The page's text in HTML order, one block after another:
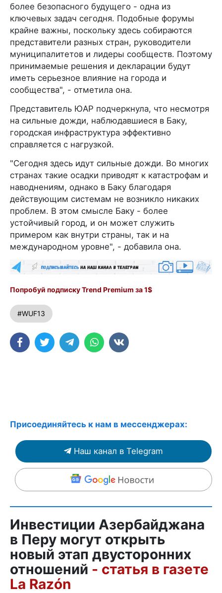
более безопасного будущего - одна из
ключевых задач сегодня. Подобные форумы
крайне важны, поскольку здесь собираются
представители разных стран, руководители
муниципалитетов и лидеры сообществ. Поэтому
принимаемые решения и декларации будут
иметь серьезное влияние на города и
сообщества", - отметила она.
Представитель ЮАР подчеркнула, что несмотря
на сильные дожди, наблюдавшиеся в Баку,
городская инфраструктура эффективно
справляется с нагрузкой.
"Сегодня здесь идут сильные дожди. Во многих
странах такие осадки приводят к катастрофам и
наводнениям, однако в Баку благодаря
действующим системам не возникло никаких
проблем. В этом смысле Баку - более
устойчивый город, и он может служить
примером как внутри страны, так и на
международном уровне", - добавила она.
Попробуй подписку Trend Premium за 1$
#WUF13
Присоединяйтесь к нам в мессенджерах:
Наш канал в Telegram
Инвестиции Азербайджана
в Перу могут открыть
новый этап двусторонних
отношений - статья в газете
La Razón